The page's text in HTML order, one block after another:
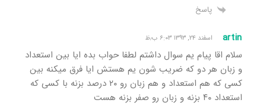
پاسخ
artin اسفند ۲۴, ۱۳۹۳ ۶:۰۳ ب٫ظ
سلام اقا پیام یم سوال داشتم لطفا حواب بده ایا بین استعداد
و زبان هر دو که ضریب شون یم هستش ایا فرق میکنه بین
کسی که هم استعداد و هم زبان رو ۲۰ درصد بزنه با کسی که
استعداد ۴۰ بزنه و زبان رو صفر بزنه هست